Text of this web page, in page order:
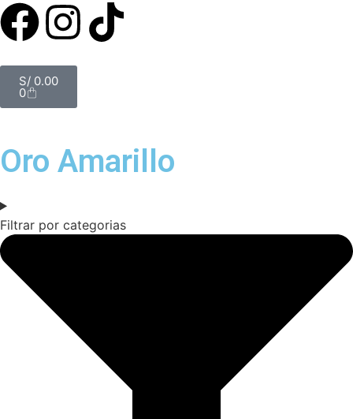
S/ 0.00
0
Oro Amarillo
Filtrar por categorias